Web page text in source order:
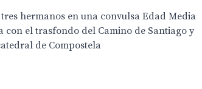
hermanos en una convulsa Edad Media
con el trasfondo del Camino de Santiago y
de Compostela